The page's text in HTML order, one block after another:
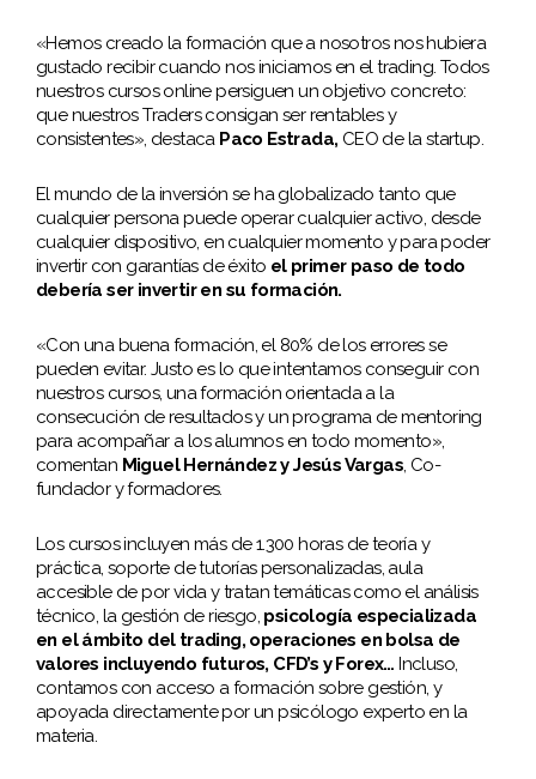
«Hemos creado la formación que a nosotros nos hubiera
gustado recibir cuando nos iniciamos en el trading. Todos
nuestros cursos online persiguen un objetivo concreto:
que nuestros Traders consigan ser rentables y
consistentes», destaca Paco Estrada, CEO de la startup.
El mundo de la inversión se ha globalizado tanto que
cualquier persona puede operar cualquier activo, desde
cualquier dispositivo, en cualquier momento y para poder
invertir con garantías de éxito el primer paso de todo
debería ser invertir en su formación.
«Con una buena formación, el 80% de los errores se
pueden evitar. Justo es lo que intentamos conseguir con
nuestros cursos, una formación orientada a la
consecución de resultados y un programa de mentoring
para acompañar a los alumnos en todo momento»,
comentan Miguel Hernández y Jesús Vargas, Co-
fundador y formadores.
Los cursos incluyen más de 1.300 horas de teoría y
práctica, soporte de tutorías personalizadas, aula
accesible de por vida y tratan temáticas como el análisis
técnico, la gestión de riesgo, psicología especializada
en el ámbito del trading, operaciones en bolsa de
valores incluyendo futuros, CFD’s y Forex… Incluso,
contamos con acceso a formación sobre gestión, y
apoyada directamente por un psicólogo experto en la
materia.